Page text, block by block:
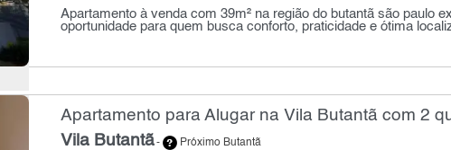
Apartamento à venda com 39m² na região do butantã são paulo
oportunidade para quem busca conforto, praticidade e ótima
Apartamento para Alugar na Vila Butantã com 2
Vila Butantã- Próximo Butantã